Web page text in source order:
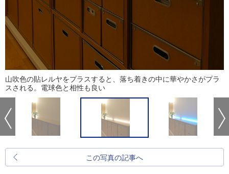
山吹色の貼レルヤをプラスすると、落ち着きの中に華やかさがプラ
スされる。電球色と相性も良い
この写真の記事へ